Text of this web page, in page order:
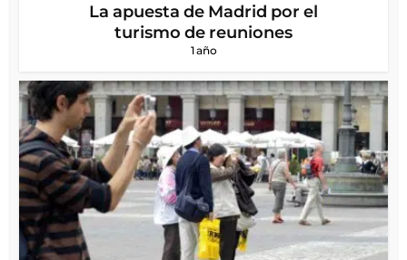
La apuesta de Madrid por el
turismo de reuniones
1 año